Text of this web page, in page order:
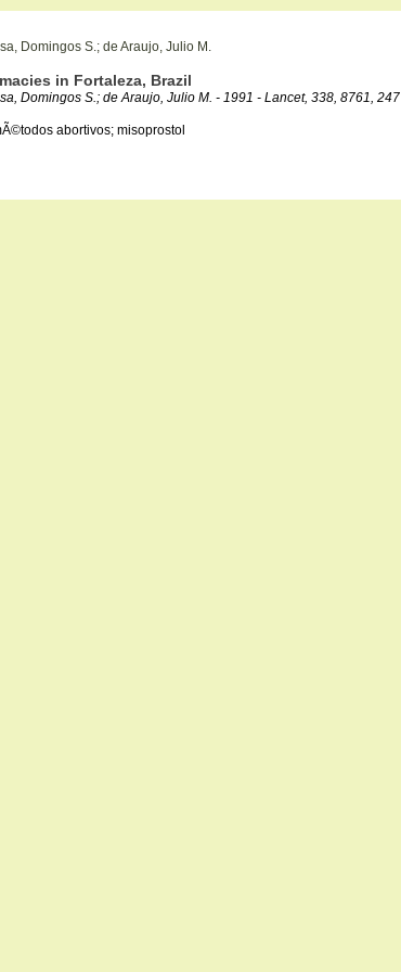
Domingos S.; de Araujo, Julio M.
in Fortaleza, Brazil
Domingos S.; de Araujo, Julio M. - 1991 - Lancet, 338, 8761, 247
abortivos; misoprostol